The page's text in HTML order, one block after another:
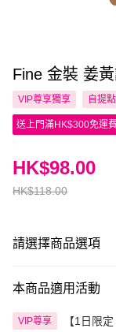
Fine 金裝 姜
VIP尊享獨享 自提
送上門滿HK$300免運
HK$118.00
HK$98.00
請選擇商品選項
本商品適用活動
VIP尊享 【1日限